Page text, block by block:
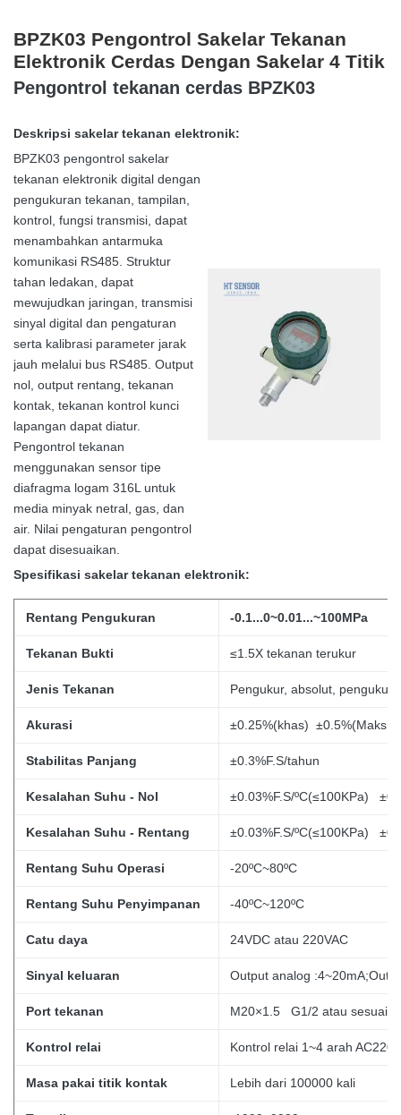
BPZK03 Pengontrol Sakelar Tekanan
Elektronik Cerdas Dengan Sakelar 4 Titik
Pengontrol tekanan cerdas BPZK03
Deskripsi sakelar tekanan elektronik:
BPZK03 pengontrol sakelar
tekanan elektronik digital dengan
pengukuran tekanan, tampilan,
kontrol, fungsi transmisi, dapat
menambahkan antarmuka
komunikasi RS485. Struktur
tahan ledakan, dapat
mewujudkan jaringan, transmisi
sinyal digital dan pengaturan
serta kalibrasi parameter jarak
jauh melalui bus RS485. Output
nol, output rentang, tekanan
kontak, tekanan kontrol kunci
lapangan dapat diatur.
Pengontrol tekanan
menggunakan sensor tipe
diafragma logam 316L untuk
media minyak netral, gas, dan
air. Nilai pengaturan pengontrol
dapat disesuaikan.
Spesifikasi sakelar tekanan elektronik:
Rentang Pengukuran -0.1...0~0.01...~100MPa
Tekanan Bukti ≤1.5X tekanan terukur
Jenis Tekanan Pengukur, absolut, pengukur
Akurasi ±0.25%(khas) ±0.5%(Maks.)
Stabilitas Panjang ±0.3%F.S/tahun
Kesalahan Suhu - Nol ±0.03%F.S/ºC(≤100KPa)
Kesalahan Suhu - Rentang ±0.03%F.S/ºC(≤100KPa)
Rentang Suhu Operasi -20ºC~80ºC
Rentang Suhu Penyimpanan -40ºC~120ºC
Catu daya 24VDC atau 220VAC
Sinyal keluaran Output analog
Port tekanan M20×1.5 G1/2 atau
Kontrol relai Kontrol relai 1~4 arah
Masa pakai titik kontak Lebih dari 100000 kali